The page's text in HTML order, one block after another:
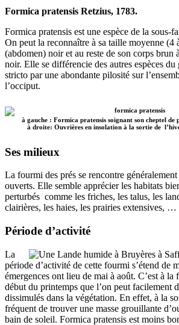
Formica pratensis Retzius, 1783.
Formica pratensis est une espèce de la sous-
On peut la reconnaître à sa taille moyenne (4
(abdomen) noir et au reste de son corps brun
noir. Elle se différencie des autres espèces du
stricto par une abondante pilosité sur
l’occiput.
à gauche : Formica pratensis soignant son cheptel de
à droite: Ouvrières en insolation à la sortie de
Ses milieux
La fourmi des prés se rencontre
ouverts. Elle semble apprécier les habitats
perturbés comme les friches, les talus, les
clairières, les haies, les prairies extensives, …
Période d’activité
La
période d’activité de cette fourmi s’étend de
émergences ont lieu de mai à août. C’est à la
début du printemps que l’on peut facilement
dissimulés dans la végétation. En effet, à la
fréquent de trouver une masse grouillante
bain de soleil. Formica pratensis est moins